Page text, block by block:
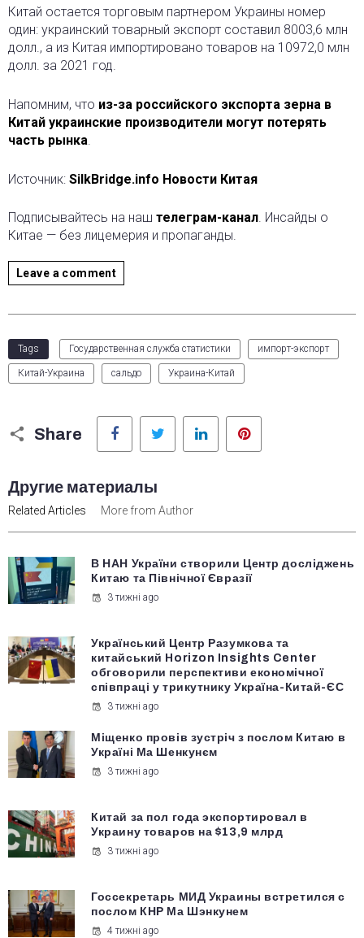
Китай остается торговым партнером Украины номер
один: украинский товарный экспорт составил 8003,6 млн
долл., а из Китая импортировано товаров на 10972,0 млн
долл. за 2021 год.
Напомним, что из-за российского экспорта зерна в
Китай украинские производители могут потерять
часть рынка.
Источник: SilkBridge.info Новости Китая
Подписывайтесь на наш телеграм-канал. Инсайды о
Китае — без лицемерия и пропаганды.
Leave a comment
Tags Государственная служба статистики импорт-экспорт
Китай-Украина сальдо Украина-Китай
Share
Facebook Twitter LinkedIn
Другие материалы
Related Articles More from Author
В НАН України створили Центр досліджень
Китаю та Північної Євразії
3 тижні ago
Український Центр Разумкова та
китайський Horizon Insights Center
обговорили перспективи економічної
співпраці у трикутнику Україна-Китай-ЄС
3 тижні ago
Міщенко провів зустріч з послом Китаю в
Україні Ма Шенкунєм
3 тижні ago
Китай за пол года экспортировал в
Украину товаров на $13,9 млрд
3 тижні ago
Госсекретарь МИД Украины встретился с
послом КНР Ма Шэнкунем
4 тижні ago